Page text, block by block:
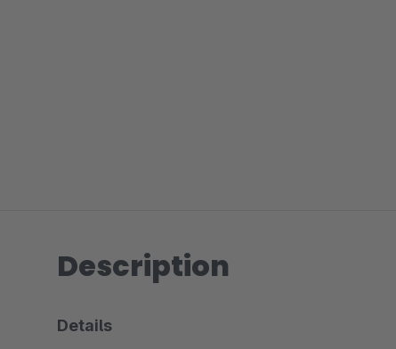
Description
Details